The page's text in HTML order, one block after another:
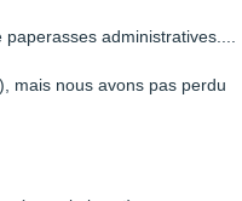
administratives....
mais nous avons pas perdu